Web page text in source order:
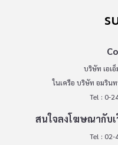
บริษัท เอเ
ในเครือ บริษัท อมริน
Tel : 0-
สนใจลงโฆษณากับเ
Tel :